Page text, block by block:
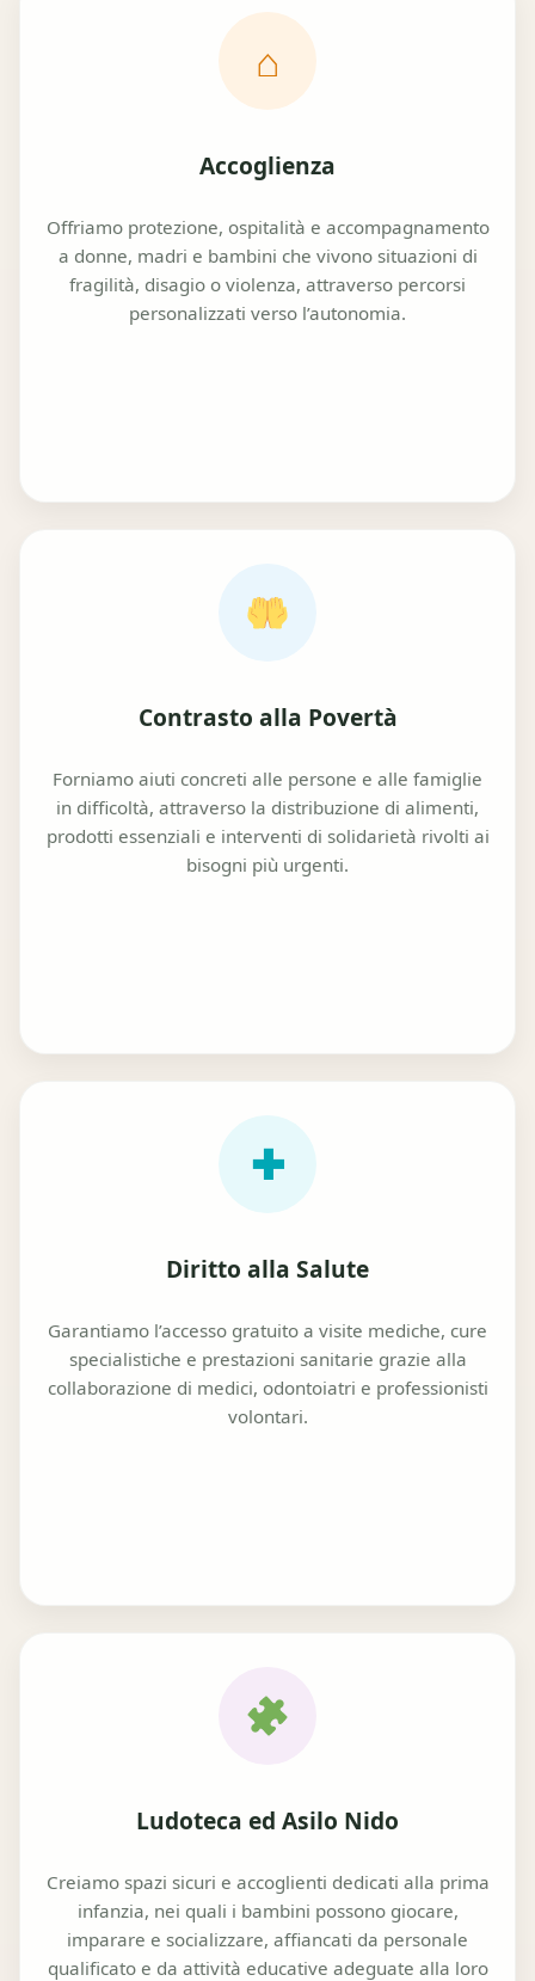
⌂
Accoglienza
Offriamo protezione, ospitalità e accompagnamento
a donne, madri e bambini che vivono situazioni di
fragilità, disagio o violenza, attraverso percorsi
personalizzati verso l’autonomia.
Contrasto alla Povertà
Forniamo aiuti concreti alle persone e alle famiglie
in difficoltà, attraverso la distribuzione di alimenti,
prodotti essenziali e interventi di solidarietà rivolti ai
bisogni più urgenti.
✚
Diritto alla Salute
Garantiamo l’accesso gratuito a visite mediche, cure
specialistiche e prestazioni sanitarie grazie alla
collaborazione di medici, odontoiatri e professionisti
volontari.
Ludoteca ed Asilo Nido
Creiamo spazi sicuri e accoglienti dedicati alla prima
infanzia, nei quali i bambini possono giocare,
imparare e socializzare, affiancati da personale
qualificato e da attività educative adeguate alla loro